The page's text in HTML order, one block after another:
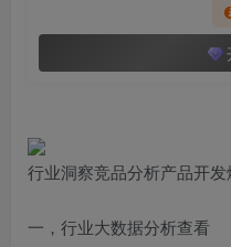
行业洞察竞品分析产品开发
一，行业大数据分析查看